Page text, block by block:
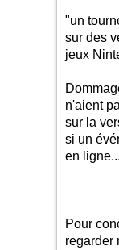
"un
sur des
jeux
n'aient
sur la
si un
en
Pour
regarder